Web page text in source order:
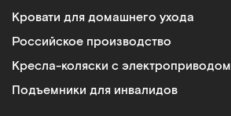
Кровати для домашнего ухода
Российское производство
Кресла-коляски с электроприводом
Подъемники для инвалидов